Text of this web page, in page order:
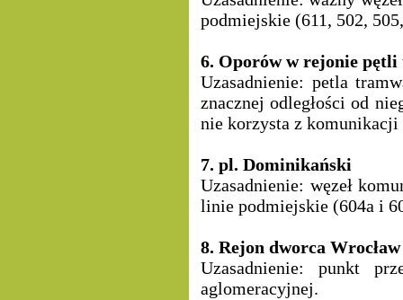
podmiejskie (611, 502,
6. Oporów w rejonie
Uzasadnienie: petla
znacznej odległości od
nie korzysta z
7. pl. Dominikański
Uzasadnienie: węzeł
linie podmiejskie (604a i
8. Rejon dworca
Uzasadnienie: punkt
aglomeracyjnej.